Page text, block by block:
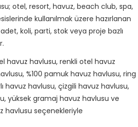
otel, resort, havuz, beach club, spa,
kullanılmak üzere hazırlanan
koli, parti, stok veya proje bazlı
havuz havlusu, renkli otel havuz
%100 pamuk havuz havlusu, ring
havuz havlusu, çizgili havuz havlusu,
yüksek gramaj havuz havlusu ve
havlusu seçenekleriyle